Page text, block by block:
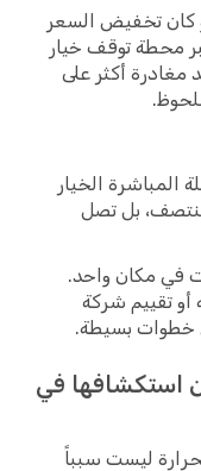
كان تخفيض السعر
محطة توقف خيار
مغادرة أكثر على
المباشرة الخيار
بل تصل
في مكان واحد.
تقييم شركة
خطوات بسيطة.
استكشافها في
ليست سبباً